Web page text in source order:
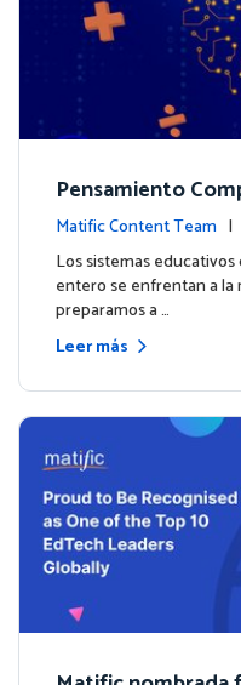
Pensamiento
ón en Datos: Por
n liderar el camino
Matific Content Team
entos
Los sistemas
entero se enfrentan a
preparamos a …
Leer más